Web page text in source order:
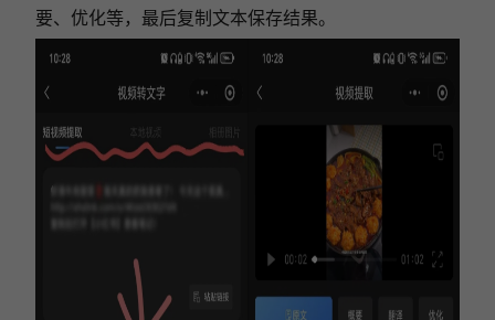
要、优化等，最后复制文本保存结果。